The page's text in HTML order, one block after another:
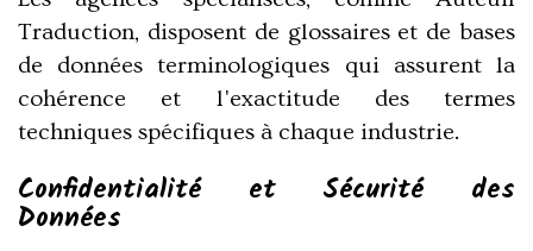
Traduction, disposent de glossaires et de bases
de données terminologiques qui assurent la
cohérence et l'exactitude des termes
techniques spécifiques à chaque industrie.
Confidentialité et Sécurité des
Données